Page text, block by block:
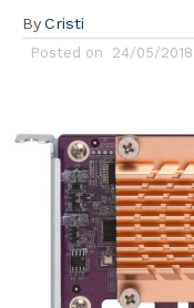
By Cristi
Posted on 24/05/2018